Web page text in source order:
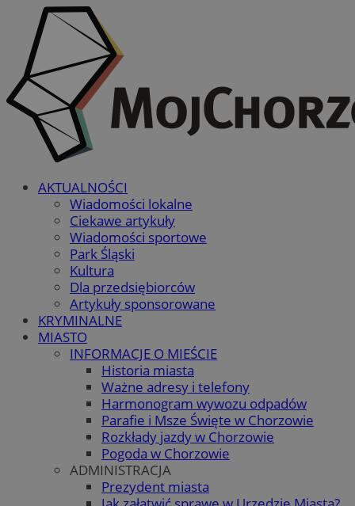
AKTUALNOŚCI
Wiadomości lokalne
Ciekawe artykuły
Wiadomości sportowe
Park Śląski
Kultura
Dla przedsiębiorców
Artykuły sponsorowane
KRYMINALNE
MIASTO
INFORMACJE O MIEŚCIE
Historia miasta
Ważne adresy i telefony
Harmonogram wywozu odpadów
Parafie i Msze Święte w Chorzowie
Rozkłady jazdy w Chorzowie
Pogoda w Chorzowie
ADMINISTRACJA
Prezydent miasta